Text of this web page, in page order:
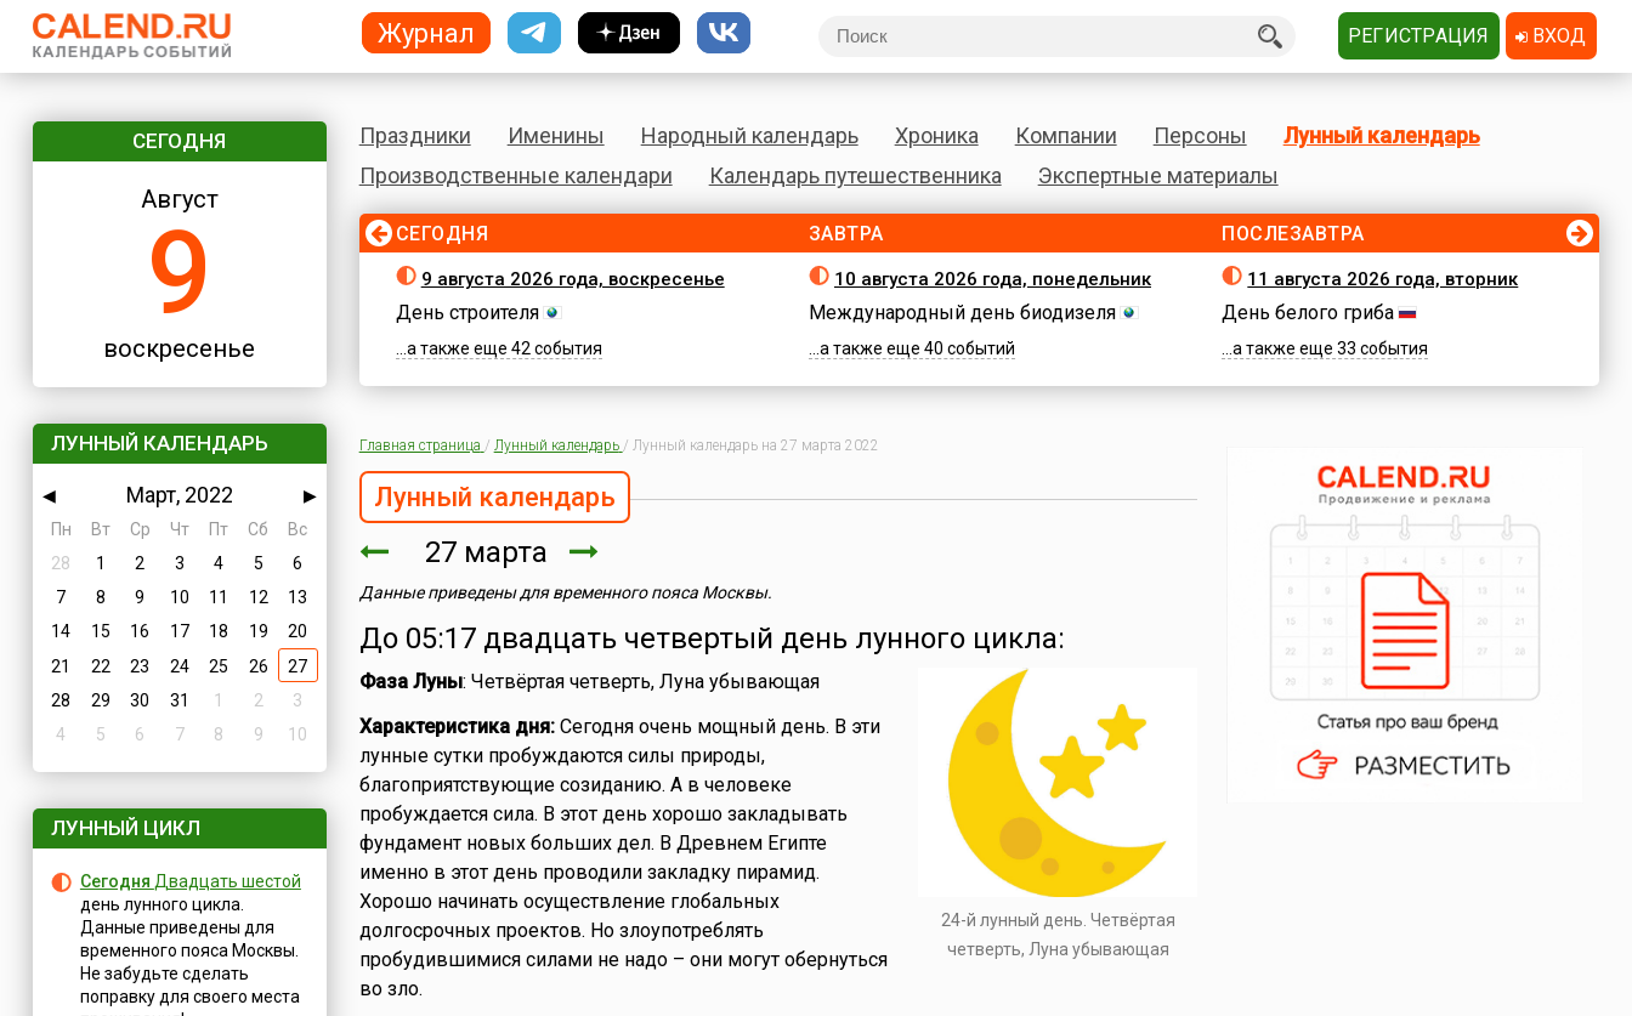
СЕГОДНЯ
Август
9
воскресенье
ЛУННЫЙ КАЛЕНДАРЬ
◀ Март, 2022
▶
Пн
Вт Ср Чт Пт Сб
Вс
28
1 2 3 4 5
6
7
8 9 10 11 12
13
14
15 16 17 18 19
20
21
22 23 24 25 26
27
28
29 30 31 1 2
3
4
5 6 7 8 9 10
ЛУННЫЙ ЦИКЛ
Сегодня Двадцать шестой
день лунного цикла.
Данные приведены для
временного пояса Москвы.
Не забудьте сделать
поправку для своего места
Праздники Именины Народный календарь Хроника Компании Персоны
Лунный календарь
Производственные календари
Календарь путешественника Экспертные материалы
СЕГОДНЯ
9 августа 2026 года, воскресенье
День строителя
...а также еще 42 события
ЗАВТРА
10 августа 2026 года, понедельник
Международный день биодизеля
...а также еще 40 событий
ПОСЛЕЗАВТРА
11 августа 2026 года, вторник
День белого гриба
...а также еще 33 события
Главная страница / Лунный календарь / Лунный календарь на 27 марта 2022
Лунный календарь
27 марта
Данные приведены для временного пояса Москвы.
До 05:17 двадцать четвертый день лунного цикла:
24-й лунный день. Четвёртая
четверть, Луна убывающая
Фаза Луны: Четвёртая четверть, Луна убывающая
Характеристика дня:Сегодня очень мощный день. В эти
лунные сутки пробуждаются силы природы,
благоприятствующие созиданию. А в человеке
пробуждается сила. В этот день хорошо закладывать
фундамент новых больших дел. В Древнем Египте
именно в этот день проводили закладку пирамид.
Хорошо начинать осуществление глобальных
долгосрочных проектов. Но злоупотреблять
пробудившимися силами не надо – они могут обернуться
во зло.
Журнал РЕГИСТРАЦИЯ ВХОД